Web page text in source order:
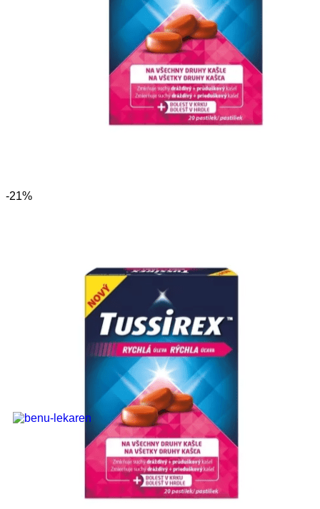
-21%
spojených s prechladnutím.
Zobraziť ponuku
TUSSIREX 20 pastiliek